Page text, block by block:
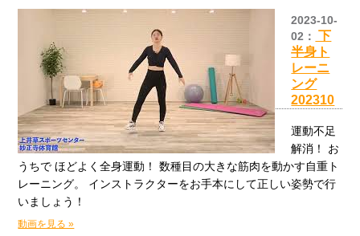
2023-10-
02： 下
半身ト
レーニ
ング
202310
運動不足
解消！ お
うちで ほどよく全身運動！ 数種目の大きな筋肉を動かす自重ト
レーニング。 インストラクターをお手本にして正しい姿勢で行
いましょう！
動画を見る »